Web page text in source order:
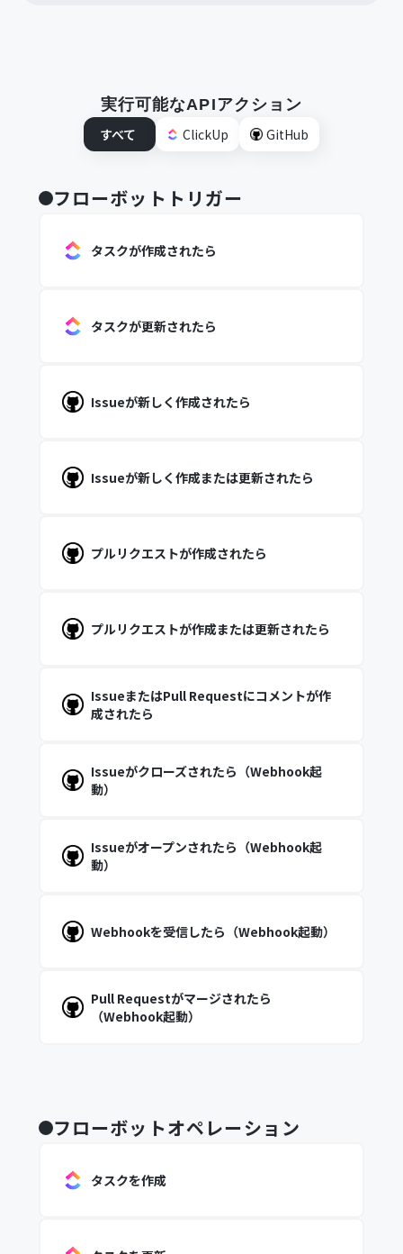
実行可能なAPIアクション
すべて
ClickUp GitHub
フローボットトリガー
タスクが作成されたら
タスクが更新されたら
Issueが新しく作成されたら
Issueが新しく作成または更新されたら
プルリクエストが作成されたら
プルリクエストが作成または更新されたら
IssueまたはPull Requestにコメントが作
成されたら
Issueがクローズされたら（Webhook起
動）
Issueがオープンされたら（Webhook起
動）
Webhookを受信したら（Webhook起動）
Pull Requestがマージされたら
（Webhook起動）
フローボットオペレーション
タスクを作成